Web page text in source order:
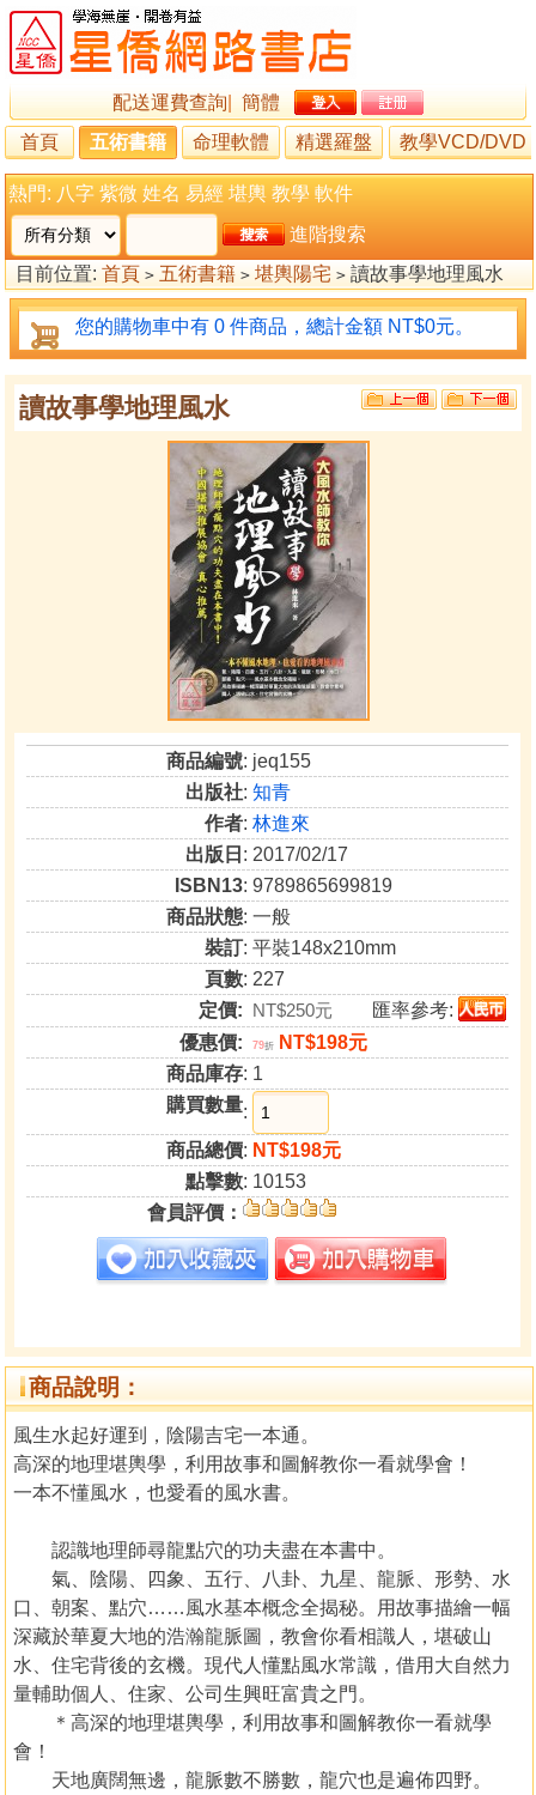
配送運費查詢
簡體
首頁
五術書籍 命理軟體 精選羅盤 教學VCD/DVD
熱門: 八字 紫微 姓名 易經 堪輿 教學 軟件
進階搜索
目前位置: 首頁 > 五術書籍 > 堪輿陽宅 > 讀故事學地理風水
您的購物車中有 0 件商品，總計金額 NT$0元。
讀故事學地理風水
商品編號: jeq155
出版社:知青
作者:林進來
出版日 : 2017/02/17
ISBN13: 9789865699819
商品狀態: 一般
裝訂: 平裝148x210mm
頁數: 227
定價: NT$250元
匯率參考:
優惠價:
79折
NT$198元
商品庫存: 1
購買數量:
商品總價: NT$198元
點擊數: 10153
會員評價：
商品說明：
風生水起好運到，陰陽吉宅一本通。
高深的地理堪輿學，利用故事和圖解教你一看就學會！
一本不懂風水，也愛看的風水書。
認識地理師尋龍點穴的功夫盡在本書中。
氣、陰陽、四象、五行、八卦、九星、龍脈、形勢、水
口、朝案、點穴……風水基本概念全揭秘。用故事描繪一幅
深藏於華夏大地的浩瀚龍脈圖，教會你看相識人，堪破山
水、住宅背後的玄機。現代人懂點風水常識，借用大自然力
量輔助個人、住家、公司生興旺富貴之門。
＊高深的地理堪輿學，利用故事和圖解教你一看就學
會！
天地廣闊無邊，龍脈數不勝數，龍穴也是遍佈四野。